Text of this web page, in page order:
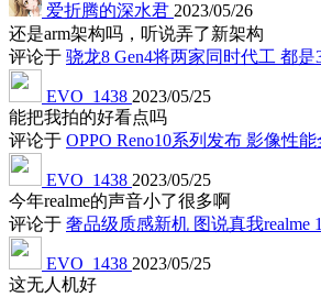
爱折腾的深水君 2023/05/26
还是arm架构吗，听说弄了新架构
评论于 骁龙8 Gen4将两家同时代工 都是
EVO_1438 2023/05/25
能把我拍的好看点吗
评论于 OPPO Reno10系列发布 影像性
EVO_1438 2023/05/25
今年realme的声音小了很多啊
评论于 奢品级质感新机 图说真我realme
EVO_1438 2023/05/25
这无人机好